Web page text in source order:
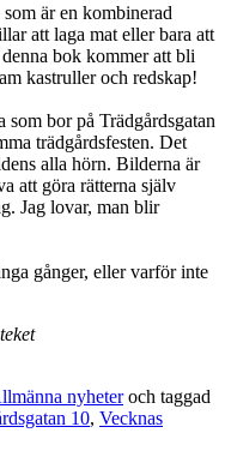
är en kombinerad
att laga mat eller bara att
bok kommer att bli
kastruller och redskap!
bor på Trädgårdsgatan
trädgårdsfesten. Det
alla hörn. Bilderna är
att göra rätterna själv
Jag lovar, man blir
gånger, eller varför inte
nyheteroch taggad
10, Vecknas